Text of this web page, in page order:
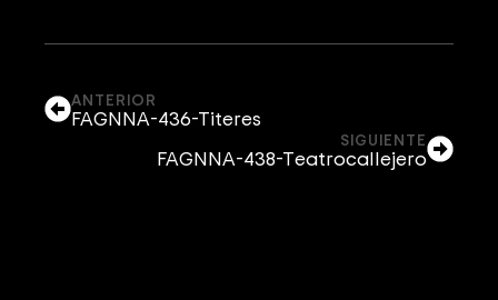
ANTERIOR
FAGNNA-436-Titeres
SIGUIENTE
FAGNNA-438-Teatrocallejero